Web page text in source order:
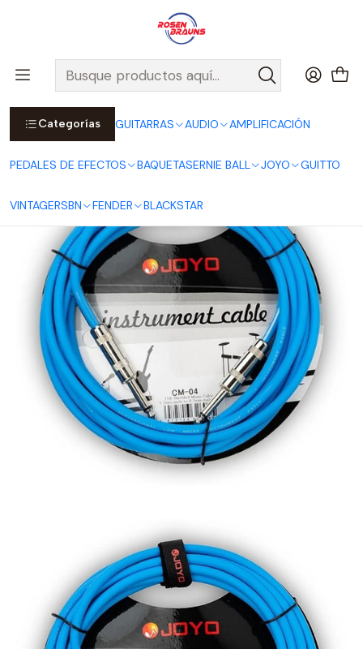
Categorías GUITARRAS AUDIO AMPLIFICACIÓN
PEDALES DE EFECTOS BAQUETASERNIE BALL JOYO GUITTO
VINTAGERSBN FENDER BLACKSTAR
Por compras sobre $25.000 en Santiago urbano, Colina o
Padre Hurtado, incluimos el despacho!
Ver Detalles
Inicio JOYO
CABLES JOYO
Cable CM-04 para Guitarra/Instrumento 4,5m Azul